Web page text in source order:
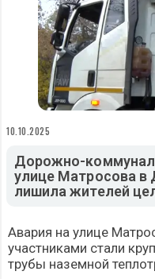
10.10.2025
Дорожно-
улице Матросова в
лишила жителей
Авария на улице
участниками стали
трубы наземной